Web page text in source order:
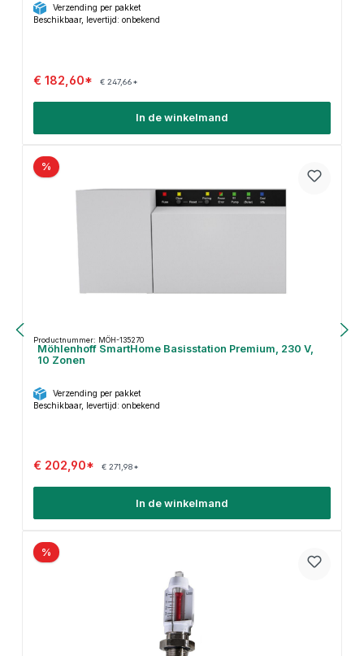
Verzending per pakket
Beschikbaar, levertijd: onbekend
€ 182,60* € 247,66*
In de winkelmand
%
Productnummer: MÖH-135270
Möhlenhoff SmartHome Basisstation Premium, 230 V,
10 Zonen
Verzending per pakket
Beschikbaar, levertijd: onbekend
€ 202,90* € 271,98*
In de winkelmand
%